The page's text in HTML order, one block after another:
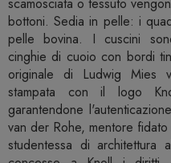
scamosciata o tessuto
bottoni. Sedia in pelle: i
pelle bovina. I cuscini
cinghie di cuoio con bordi
originale di Ludwig Mies
stampata con il logo
garantendone
van der Rohe, mentore
studentessa di architettura